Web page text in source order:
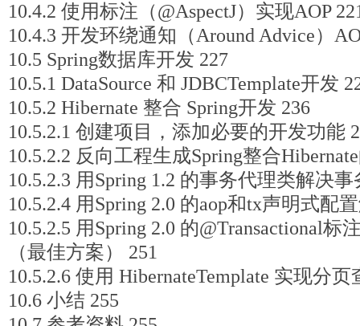
10.4.2 使用标注（@AspectJ）实现AOP
10.4.3 开发环绕通知（Around Advice）
10.5 Spring数据库开发 227
10.5.1 DataSource 和 JDBCTemplate开发
10.5.2 Hibernate 整合 Spring开发 236
10.5.2.1 创建项目，添加必要的开发功能
10.5.2.2 反向工程生成Spring整合
10.5.2.3 用Spring 1.2 的事务代理类解决
10.5.2.4 用Spring 2.0 的aop和tx声明式配
10.5.2.5 用Spring 2.0 的@Transactional标
（最佳方案） 251
10.5.2.6 使用 HibernateTemplate 实现分页
10.6 小结 255